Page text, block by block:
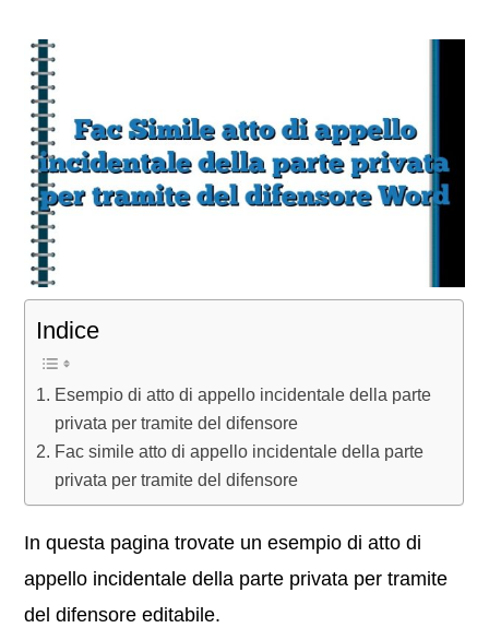
Indice
Esempio di atto di appello incidentale della parte
privata per tramite del difensore
Fac simile atto di appello incidentale della parte
privata per tramite del difensore
In questa pagina trovate un esempio di atto di
appello incidentale della parte privata per tramite
del difensore editabile.